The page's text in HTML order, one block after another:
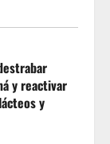
y reactivar
y